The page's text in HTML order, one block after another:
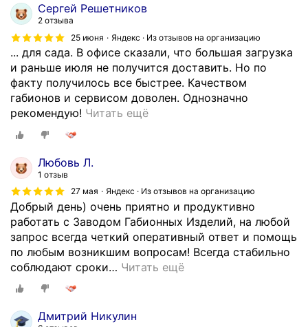
Сергей Решетников
2 отзыва
25 июня
Яндекс · Из отзывов на организацию
... для сада. В офисе сказали, что большая загрузка
и раньше июля не получится доставить. Но по
факту получилось все быстрее. Качеством
габионов и сервисом доволен. Однозначно
рекомендую! Читать ещёН
н
о
с
д
е
л
Любовь Л.
1 отзыв
27 мая
Яндекс · Из отзывов на организацию
Добрый день) очень приятно и продуктивно
работать с Заводом Габионных Изделий, на любой
запрос всегда четкий оперативный ответ и помощь
по любым возникшим вопросам! Всегда стабильно
соблюдают сроки… Читать ещё
Дмитрий Никулин